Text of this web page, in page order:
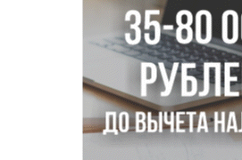
Под Новосибирском двое
перевернувшейся «ГАЗелью»